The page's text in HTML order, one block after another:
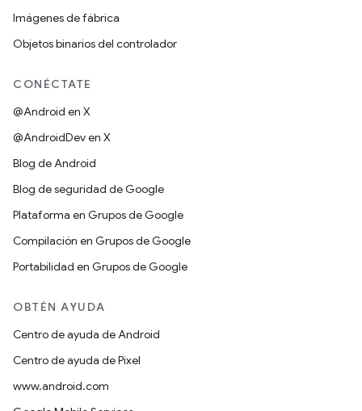
Imágenes de fábrica
Objetos binarios del controlador
CONÉCTATE
@Android en X
@AndroidDev en X
Blog de Android
Blog de seguridad de Google
Plataforma en Grupos de Google
Compilación en Grupos de Google
Portabilidad en Grupos de Google
OBTÉN AYUDA
Centro de ayuda de Android
Centro de ayuda de Pixel
www.android.com